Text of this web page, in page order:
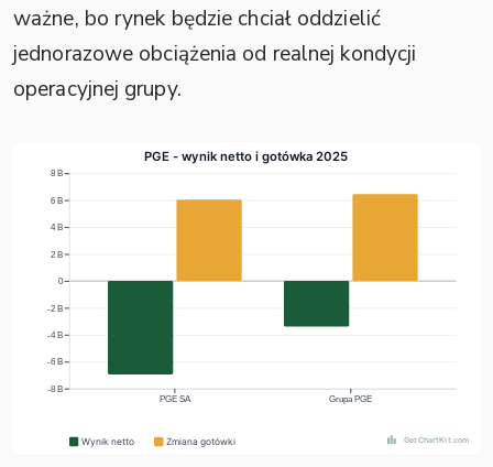
ważne, bo rynek będzie chciał oddzielić
jednorazowe obciążenia od realnej kondycji
operacyjnej grupy.